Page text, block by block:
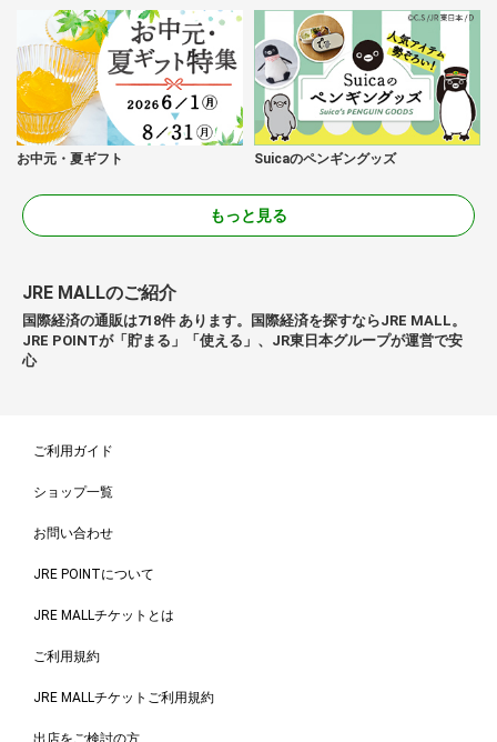
お中元・夏ギフト Suicaのペンギングッズ
もっと見る
JRE MALLのご紹介
国際経済の通販は718件 あります。国際経済を探すならJRE MALL。
JRE POINTが「貯まる」「使える」、JR東日本グループが運営で安
心
ご利用ガイド
ショップ一覧
お問い合わせ
JRE POINTについて
JRE MALLチケットとは
ご利用規約
JRE MALLチケットご利用規約
出店をご検討の方